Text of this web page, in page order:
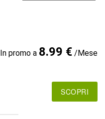
In promo a 8.99 €/Mese
SCOPRI